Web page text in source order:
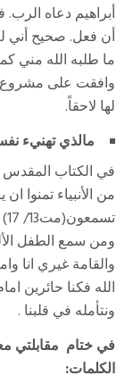
أبراهيم دعاه الرب.
أن فعل. صحيح
ما طلبه الله مني
وافقت على مشروع
لها لاحقاً.
مالذي تهنيء
في الكتاب
من الأنبياء تمنوا
ومن سمع الطفل
والقامة غيري انا
الله فكنا حائرين
ونتأمله في قلبنا .
في ختام مقابلتي
الكلمات: